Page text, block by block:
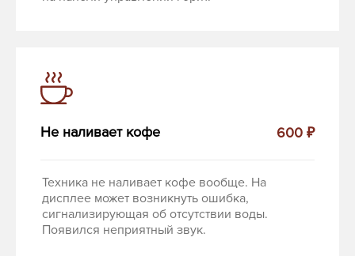
Не наливает кофе 600 ₽
Техника не наливает кофе вообще. На
дисплее может возникнуть ошибка,
сигнализирующая об отсутствии воды.
Появился неприятный звук.